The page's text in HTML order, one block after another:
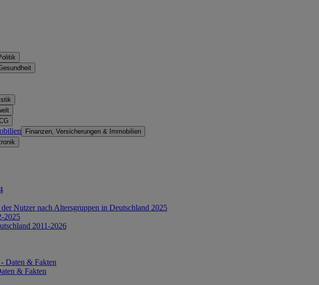
Finanzen, Versicherungen & Immobilien
Nutzer nach Altersgruppen in Deutschland 2025
2025
2011-2026
Daten & Fakten
& Fakten